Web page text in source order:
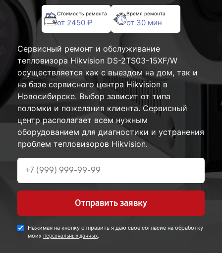
Стоимость ремонта
от 2450 ₽
Время ремонта
от 30 мин
Сервисный ремонт и обслуживание
тепловизора Hikvision DS-2TS03-15XF/W
осуществляется как с выездом на дом, так и
на базе сервисного центра Hikvision в
Новосибирске. Выбор зависит от типа
поломки и пожелания клиента. Сервисный
центр располагает всем нужным
оборудованием для диагностики и устранения
проблем тепловизоров Hikvision.
Отправить заявку
Нажимая на кнопку отправить я даю свое согласие на обработку
моих персональных данных.